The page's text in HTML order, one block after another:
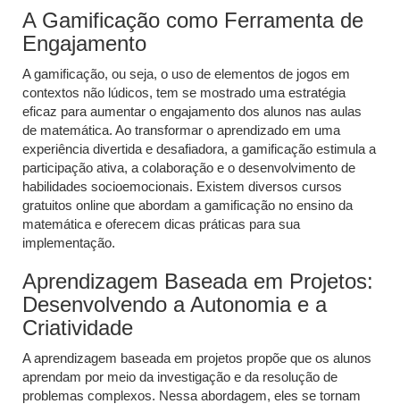
A Gamificação como Ferramenta de
Engajamento
A gamificação, ou seja, o uso de elementos de jogos em
contextos não lúdicos, tem se mostrado uma estratégia
eficaz para aumentar o engajamento dos alunos nas aulas
de matemática. Ao transformar o aprendizado em uma
experiência divertida e desafiadora, a gamificação estimula a
participação ativa, a colaboração e o desenvolvimento de
habilidades socioemocionais. Existem diversos cursos
gratuitos online que abordam a gamificação no ensino da
matemática e oferecem dicas práticas para sua
implementação.
Aprendizagem Baseada em Projetos:
Desenvolvendo a Autonomia e a
Criatividade
A aprendizagem baseada em projetos propõe que os alunos
aprendam por meio da investigação e da resolução de
problemas complexos. Nessa abordagem, eles se tornam